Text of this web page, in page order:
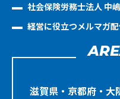
社会保険労務士法人 中
経営に役立つメルマガ
滋賀県・京都府・大